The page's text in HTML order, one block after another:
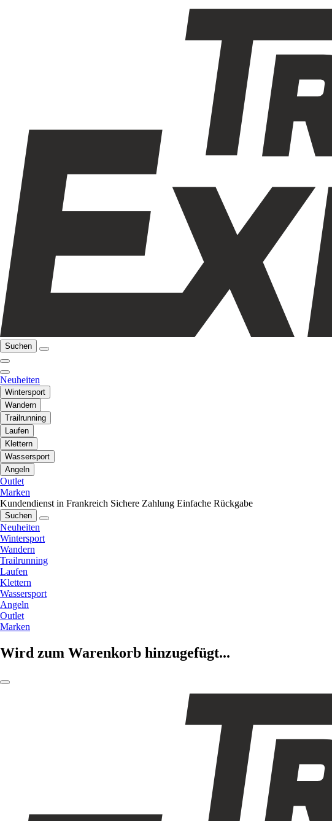
Suchen
Neuheiten
Wintersport
Wandern
Trailrunning
Laufen
Klettern
Wassersport
Angeln
Outlet
Marken
Kundendienst in Frankreich Sichere Zahlung Einfache Rückgabe
Suchen
Neuheiten
Wintersport
Wandern
Trailrunning
Laufen
Klettern
Wassersport
Angeln
Outlet
Marken
Wird zum Warenkorb hinzugefügt...